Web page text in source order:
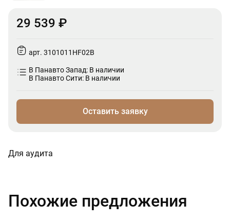
29 539 ₽
арт. 3101011HF02B
В Панавто Запад: В наличии
В Панавто Сити: В наличии
Оставить заявку
Для аудита
Похожие предложения